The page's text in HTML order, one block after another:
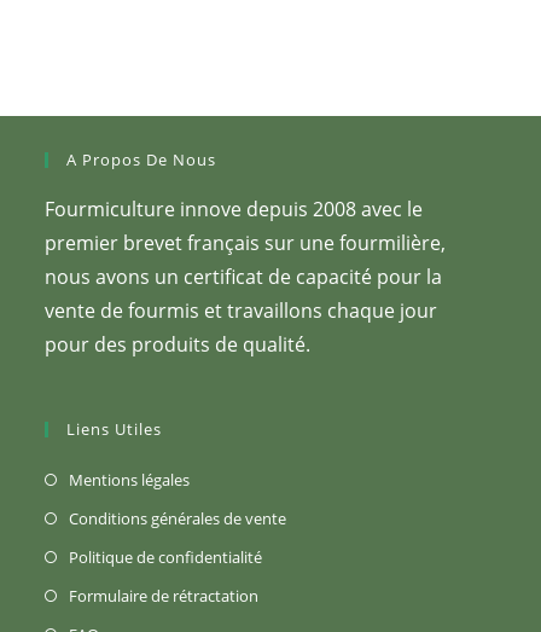
A Propos De Nous
Fourmiculture innove depuis 2008 avec le
premier brevet français sur une fourmilière,
nous avons un certificat de capacité pour la
vente de fourmis et travaillons chaque jour
pour des produits de qualité.
Liens Utiles
Mentions légalesS’ouvre
nouvel
onglet
Conditions générales de venteS’ouvre
Politique de confidentialitéS’ouvre
Formulaire de rétractation